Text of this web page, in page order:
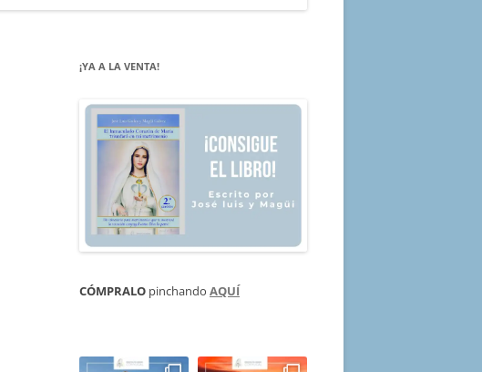
¡YA A LA VENTA!
CÓMPRALO pinchando AQUÍ